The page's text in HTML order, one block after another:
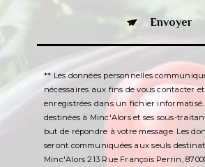
Envoyer
** Les données personnelles
nécessaires aux fins de vous contacter
enregistrées dans un fichier informatisé.
destinées à Minc'Alors et ses sous-
but de répondre à votre message. Les
seront communiquées aux seuls
Minc'Alors 213 Rue François Perrin,